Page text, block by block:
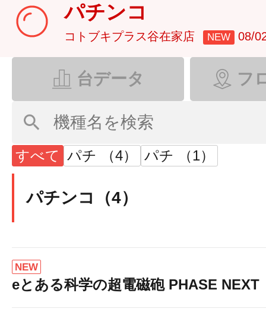
パチンコ
コトブキプラス谷在家店 NEW 08/
台データ フ
すべて パチ （4） パチ （1）
パチンコ（4）
NEW
eとある科学の超電磁砲 PHASE NEXT